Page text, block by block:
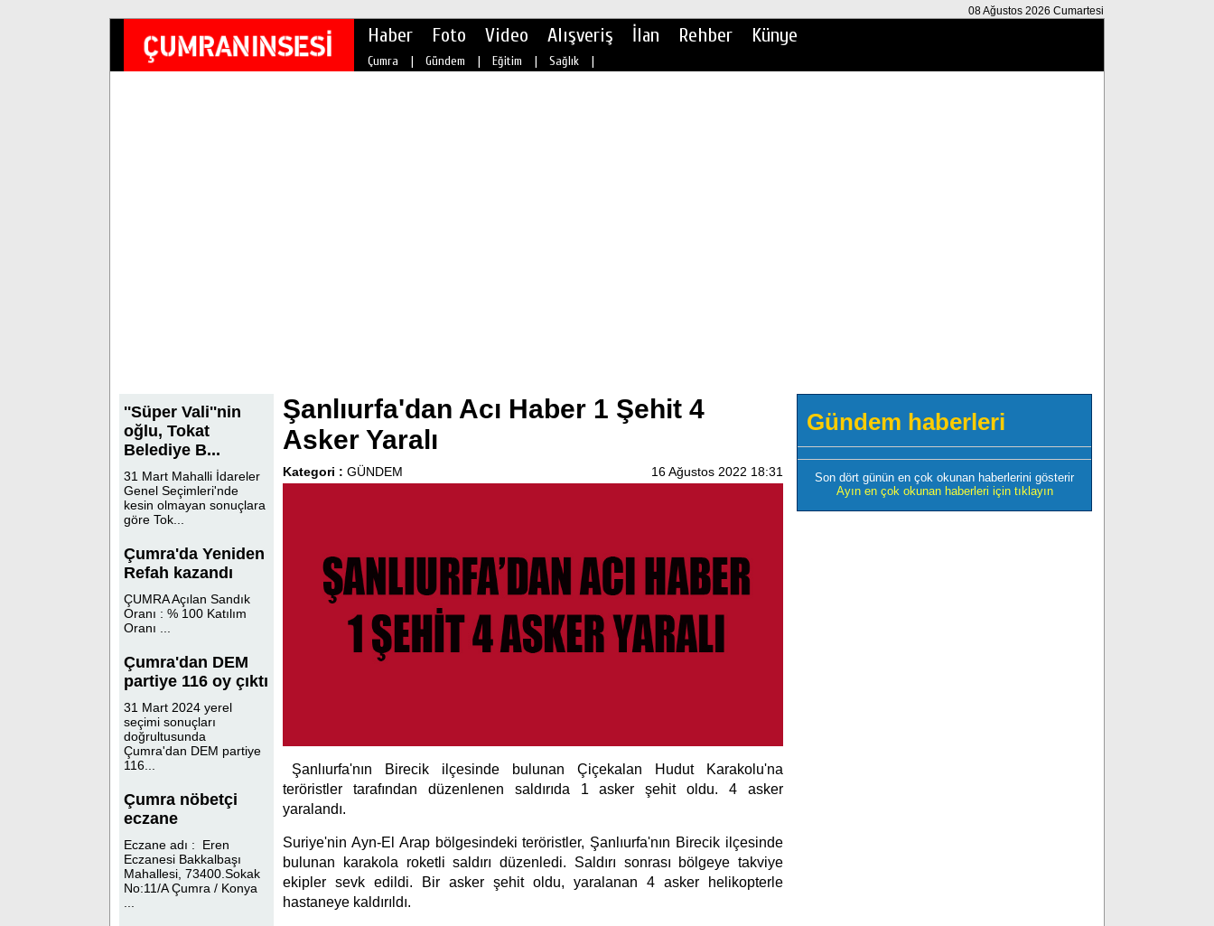
08 Ağustos 2026 Cumartesi
Haber Foto Video Alışveriş İlan Rehber Künye
Çumra | Gündem | Eğitim | Sağlık |
''Süper Vali''nin
oğlu, Tokat
Belediye B...
31 Mart Mahalli İdareler
Genel Seçimleri'nde
kesin olmayan sonuçlara
göre Tok...
Çumra'da Yeniden
Refah kazandı
ÇUMRA Açılan Sandık
Oranı : % 100 Katılım
Oranı ...
Çumra'dan DEM
partiye 116 oy çıktı
31 Mart 2024 yerel
seçimi sonuçları
doğrultusunda
Çumra'dan DEM partiye
116...
Çumra nöbetçi
eczane
Eczane adı : Eren
Eczanesi Bakkalbaşı
Mahallesi, 73400.Sokak
No:11/A Çumra / Konya
Şanlıurfa'dan Acı Haber 1 Şehit 4
Asker Yaralı
Kategori : GÜNDEM 16 Ağustos 2022 18:31
Şanlıurfa'nın Birecik ilçesinde bulunan Çiçekalan Hudut Karakolu'na
teröristler tarafından düzenlenen saldırıda 1 asker şehit oldu. 4 asker
yaralandı.
Suriye'nin Ayn-El Arap bölgesindeki teröristler, Şanlıurfa'nın Birecik ilçesinde
bulunan karakola roketli saldırı düzenledi. Saldırı sonrası bölgeye takviye
ekipler sevk edildi. Bir asker şehit oldu, yaralanan 4 asker helikopterle
hastaneye kaldırıldı.
Gündem haberleri
Son dört günün en çok okunan haberlerini gösterir
Ayın en çok okunan haberleri için tıklayın